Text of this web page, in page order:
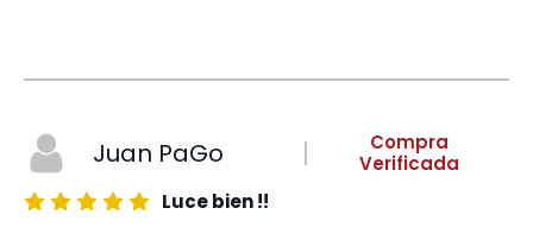
Juan PaGo
Compra
Verificada
Luce bien !!